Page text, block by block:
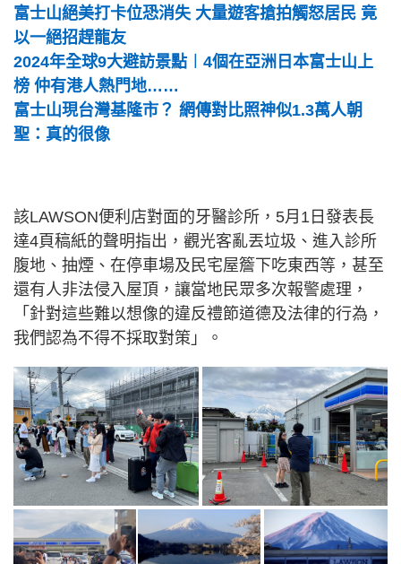
富士山絕美打卡位恐消失 大量遊客搶拍觸怒居民 竟
以一絕招趕龍友
2024年全球9大避訪景點︱4個在亞洲日本富士山上
榜 仲有港人熱門地……
富士山現台灣基隆市？ 網傳對比照神似1.3萬人朝
聖：真的很像
該LAWSON便利店對面的牙醫診所，5月1日發表長
達4頁稿紙的聲明指出，觀光客亂丟垃圾、進入診所
腹地、抽煙、在停車場及民宅屋簷下吃東西等，甚至
還有人非法侵入屋頂，讓當地民眾多次報警處理，
「針對這些難以想像的違反禮節道德及法律的行為，
我們認為不得不採取對策」。